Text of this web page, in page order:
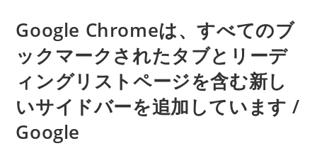
Google Chromeは、すべてのブ
ックマークされたタブとリーデ
ィングリストページを含む新し
いサイドバーを追加しています /
Google